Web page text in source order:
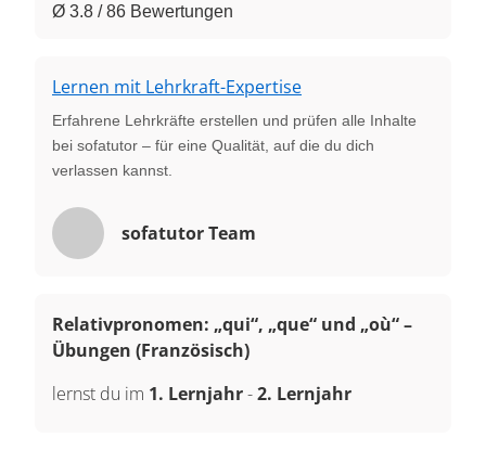
Ø 3.8 / 86 Bewertungen
Lernen mit Lehrkraft-Expertise
Erfahrene Lehrkräfte erstellen und prüfen alle Inhalte
bei sofatutor – für eine Qualität, auf die du dich
verlassen kannst.
sofatutor Team
Relativpronomen: „qui“, „que“ und „où“ –
Übungen (Französisch)
lernst du im 1. Lernjahr-2. Lernjahr